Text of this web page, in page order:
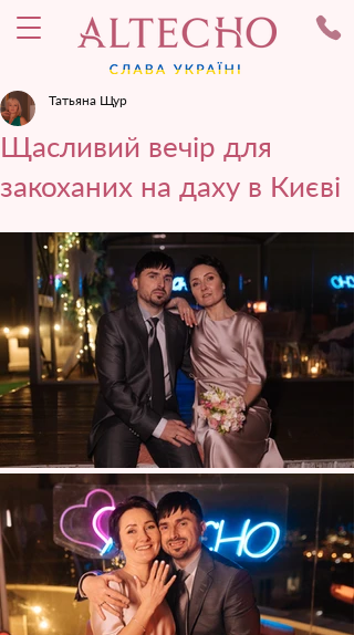
Щасливий вечір для
закоханих на даху в Києві
Татьяна Щур